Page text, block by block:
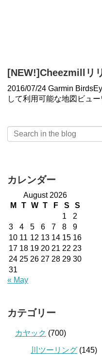
[NEW!]Cheezmillリ
2016/07/24 Garmin
して利用可能な地図ビュー
カレンダー
August 2026
M
T W T F S
S
1
2
3
4 5 6 7 8
9
10 11 12 13 14 15 16
17 18 19 20 21 22 23
24 25 26 27 28 29 30
31
« May
カテゴリー
カヤック (700)
川ツーリング (145)